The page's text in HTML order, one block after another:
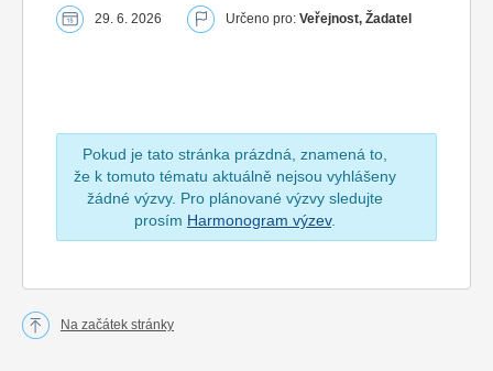
29. 6. 2026 Určeno pro: Veřejnost, Žadatel
Pokud je tato stránka prázdná, znamená to,
že k tomuto tématu aktuálně nejsou vyhlášeny
žádné výzvy. Pro plánované výzvy sledujte
prosím Harmonogram výzev.
Na začátek stránky